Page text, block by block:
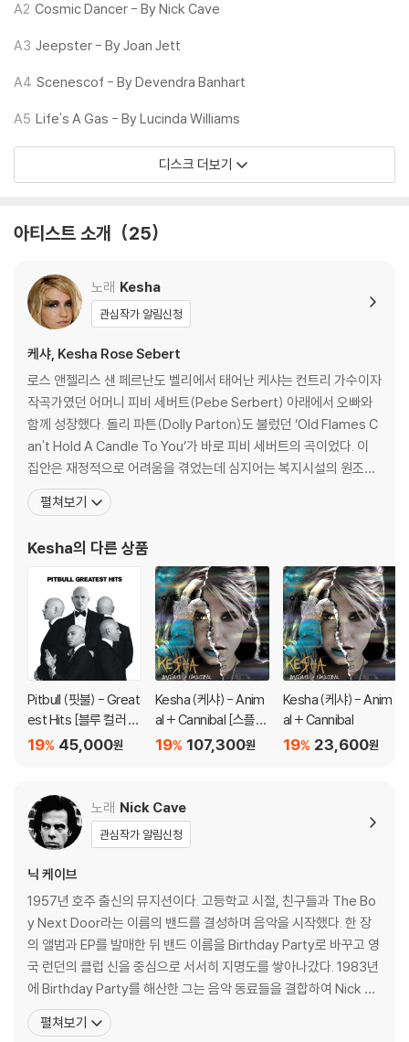
※ 재킷/구성품/포장 상태
1) 제작/배송 과정에 따라 경미한 재킷 주름, 모서리 눌림, 갈라짐이 발생
할 수 있으며 속지(이너 슬리브)는 디스크와의 접촉으로 인해 갈라질 수
외관상 불량 확인되는 상품을 개봉 시엔 반품/교환 처리 불가합니다.
2) 디스크 라벨은 공정상 매끄럽게 부착되지 않을 수도 있으며 겉포장 비
닐은 품질보증대상이 아닙니다.
1) 침압 조절 기능이 없는 턴테이블을 사용하시는 경우, (주로 올인원 형태
모델) 다이내믹 사운드의 편차가 큰 트랙을 재생할 때 이상 현상이 발생할
수 있습니다.
기기 문제로 인해 발생하는 재생 불량 현상에 대해서는 반품/교환이 불가
하니 침압 조절이 가능한 기기에서 재생하실 것을 권유 드립니다.
2) 디스크는 정전기와 먼지로 인해 재생이 원활하지 않은 경우가 있습니
다. 전용 제품으로 이를 제거하면 대부분 해결됩니다.
3) 바늘에 먼지가 쌓이는 경우에도 재생이 원활하지 않을 수 있습니다.
※ 디스크 외관 불량
1) 열을 가하여 제작하는 바이닐 공정 특성상 디스크 표면이 미세하게 울
렁거리거나 휘어지는 경우가 있습니다.
재생이 불안정한 경우 스태빌라이저를 사용하시면 좀 더 안정적인 재생이
2) 재생 음역의 왜곡을 최소화 하고 반복 재생시에도 최대한 일관되게 유
지되도록 디스크 센터 홀 구경이 작게 제작되는 경우가 있습니다. 턴테이
블 스핀들에 맞지 않는 경우에는 전용 제품 등을 이용하여 센터 홀을 조정
하시면 해결됩니다.
3) 디스크에 미세한 잔 흠집이 남아있거나 인쇄 면이 깨끗하지 않은 경우
가 있으며, 이는 상품의 불량이 아닙니다. 단, 재생에 이상이 있는 경우에는
불량으로 인한 반품/교환이 가능합니다
1) 컬러 디스크는 웹 이미지와 실제 색상이 차이가 날 수 있습니다.
2) 컬러 디스크의 특성상 제작 공정시 앨범마다 색상 차이가 나는 경우도
있습니다.
3) 컬러 디스크는 제작 과정에서 다른 색상 염료가 섞여 얼룩과 번짐, 반점
등이 발생할 수 있습니다.
※ 반품/교환 안내
1) 불량으로 인한 반품/교환 요청 시에는 불량 확인을 위해 개봉 시의 동영
상을 요청할 수 있으며, 동영상이 없는 경우 반품/교환이 제한될 수 있습니
다.
A2 Cosmic Dancer - By Nick Cave
A3 Jeepster - By Joan Jett
A4 Scenescof - By Devendra Banhart
A5 Life's A Gas - By Lucinda Williams
디스크 더보기
아티스트 소개 25
노래 Kesha
관심작가 알림신청
케샤, Kesha Rose Sebert
로스 앤젤리스 샌 페르난도 벨리에서 태어난 케샤는 컨트리 가수이자
작곡가였던 어머니 피비 세버트(Pebe Serbert) 아래에서 오빠와
함께 성장했다. 돌리 파튼(Dolly Parton)도 불렀던 ‘Old Flames C
an't Hold A Candle To You’가 바로 피비 세버트의 곡이었다. 이
집안은 재정적으로 어려움을 겪었는데 심지어는 복지시설의 원조까
지 받으며 생활했다고 한다. 가족이 테네시로 옮긴 이후에는 어머니
가 두 아이들을 스튜디오로 곧잘 데려갔다. 케샤가 곡을 쓰고 노래하
튼(Paris Hilto
펼쳐보기
Kesha의 다른 상품
Pitbull (핏불) - Great
est Hits [블루 컬러 L
P]
45,000원
19%
Kesha (케샤) - Anim
al + Cannibal [스플래
터 컬러 2LP]
107,300원
19%
Kesha (케샤) - Anim
al + Cannibal
23,600원
19%
노래 Nick Cave
관심작가 알림신청
닉 케이브
1957년 호주 출신의 뮤지션이다. 고등학교 시절, 친구들과 The Bo
y Next Door라는 이름의 밴드를 결성하며 음악을 시작했다. 한 장
의 앨범과 EP를 발매한 뒤 밴드 이름을 Birthday Party로 바꾸고 영
국 런던의 클럽 신을 중심으로 서서히 지명도를 쌓아나갔다. 1983년
에 Birthday Party를 해산한 그는 음악 동료들을 결합하여 Nick Ca
ve & Bad Seeds 밴드를 결성한 후 음악 활동을 이었다. 1986년, 4
집을 발표한 뒤 2년 동안은 연기 활동에 매진했다. 「Wings of Desir
펼쳐보기